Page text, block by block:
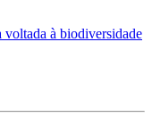
voltada à biodiversidade